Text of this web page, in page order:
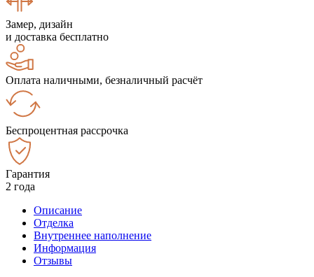
Замер, дизайн
и доставка бесплатно
Оплата наличными, безналичный расчёт
Беспроцентная рассрочка
Гарантия
2 года
Описание
Отделка
Внутреннее наполнение
Информация
Отзывы